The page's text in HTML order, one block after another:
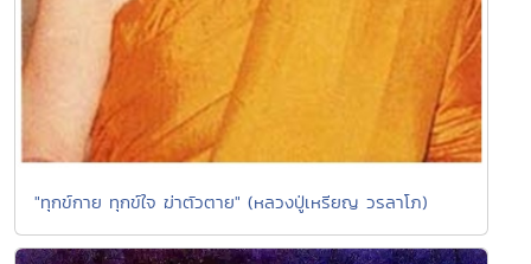
"ทุกข์กาย ทุกข์ใจ ฆ่าตัวตาย" (หลวงปู่เหรียญ วรลาโภ)